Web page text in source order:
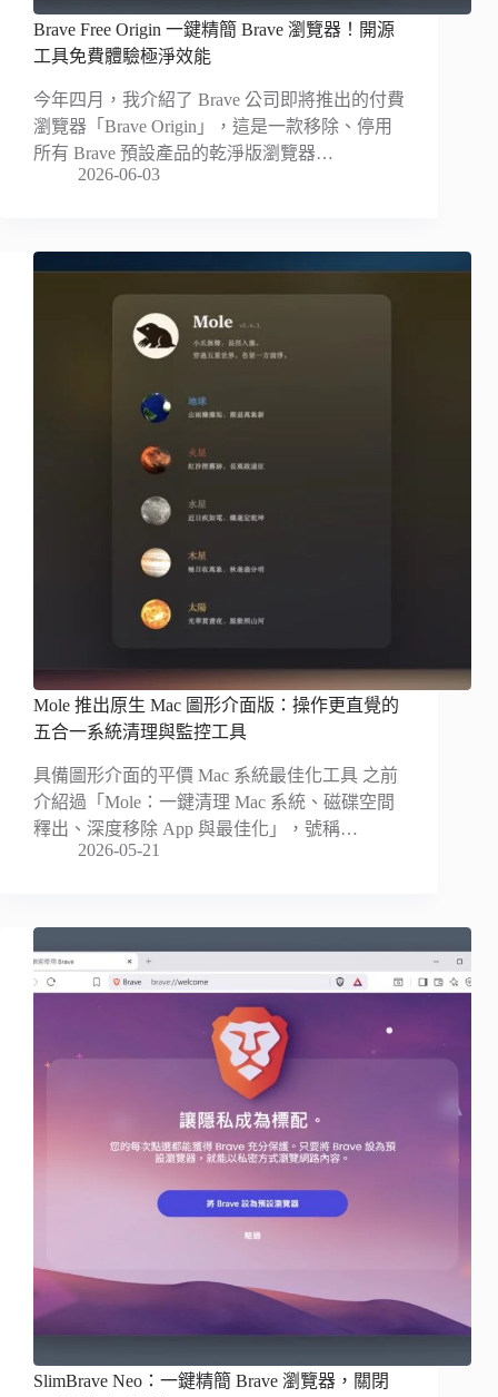
Brave Free Origin 一鍵精簡 Brave 瀏覽器！開源
工具免費體驗極淨效能
今年四月，我介紹了 Brave 公司即將推出的付費
瀏覽器「Brave Origin」，這是一款移除、停用
所有 Brave 預設產品的乾淨版瀏覽器…
2026-06-03
Mole 推出原生 Mac 圖形介面版：操作更直覺的
五合一系統清理與監控工具
具備圖形介面的平價 Mac 系統最佳化工具 之前
介紹過「Mole：一鍵清理 Mac 系統、磁碟空間
釋出、深度移除 App 與最佳化」，號稱…
2026-05-21
SlimBrave Neo：一鍵精簡 Brave 瀏覽器，關閉